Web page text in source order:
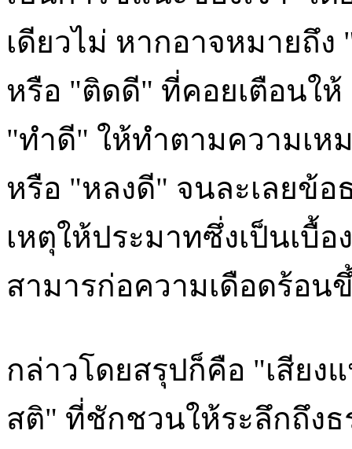
เดียวไม่ หากอาจหมายถึ
หรือ "ติดดี" ที่คอยเตือนใ
"ทำดี" ให้ทำตามความเห
หรือ "หลงดี" จนละเลยข้
เหตุให้ประมาทซึ่งเป็นเบื้
สามารก่อความเดือดร้อน
กล่าวโดยสรุปก็คือ "เสีย
สติ" ที่ชักชวนให้ระลึกถึงธ